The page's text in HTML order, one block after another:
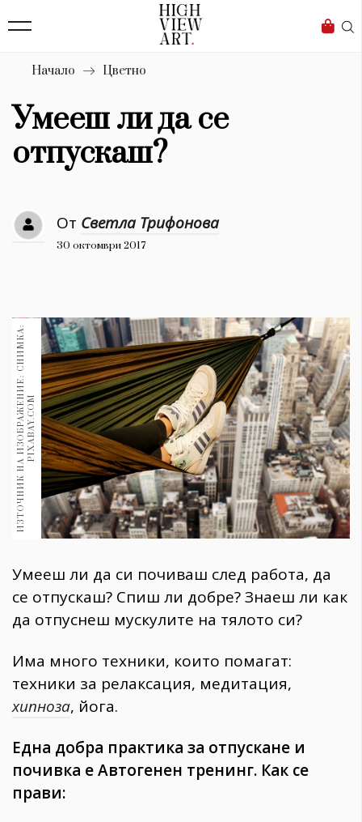
Бизнес
Мода
Dialogue
Изкуство
4340
Красота
777
Книги 1188
30+ 1970
Гурме 1710
Пътувай
237
Здраве 389
Gentlemen
382
Wellness
ПОСЛЕДВАЙТЕ
Начало Цветно
Умееш ли да се
отпускаш?
От Светла Трифонова
30 октомври 2017
И
З
Т
О
Ч
Н
И
К
Н
А
И
З
О
Б
Р
А
Ж
Е
Н
И
Е
:
С
Н
И
М
К
А
:
P
I
X
A
B
A
Y
.
C
OM
Умееш ли да си почиваш след работа, да
се отпускаш? Спиш ли добре? Знаеш ли как
да отпуснеш мускулите на тялото си?
Има много техники, които помагат:
техники за релаксация, медитация,
хипноза, йога.
Една добра практика за отпускане и
почивка е Автогенен тренинг. Как се
прави: